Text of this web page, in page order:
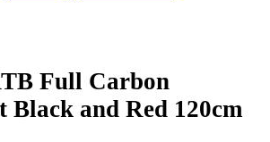
Full Carbon
Black and Red 120cm